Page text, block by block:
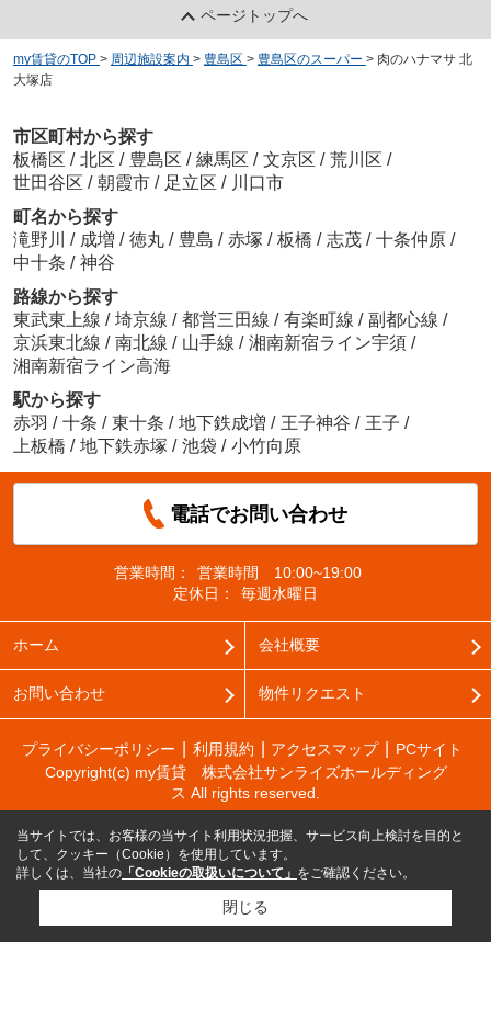
ページトップへ
my賃貸のTOP > 周辺施設案内 > 豊島区 > 豊島区のスーパー > 肉のハナマサ 北
大塚店
市区町村から探す
板橋区 / 北区 / 豊島区 / 練馬区 / 文京区 / 荒川区 /
世田谷区 / 朝霞市 / 足立区 / 川口市
町名から探す
滝野川 / 成増 / 徳丸 / 豊島 / 赤塚 / 板橋 / 志茂 / 十条仲原 /
中十条 / 神谷
路線から探す
東武東上線 / 埼京線 / 都営三田線 / 有楽町線 / 副都心線 /
京浜東北線 / 南北線 / 山手線 / 湘南新宿ライン宇須 /
湘南新宿ライン高海
駅から探す
赤羽 / 十条 / 東十条 / 地下鉄成増 / 王子神谷 / 王子 /
上板橋 / 地下鉄赤塚 / 池袋 / 小竹向原
電話でお問い合わせ
営業時間：
営業時間 10:00~19:00
定休日：
毎週水曜日
ホーム 会社概要
お問い合わせ 物件リクエスト
プライバシーポリシー 利用規約 アクセスマップ
PCサイト
Copyright(c) my賃貸 株式会社サンライズホールディング
ス All rights reserved.
当サイトでは、お客様の当サイト利用状況把握、サービス向上検討を目的と
して、クッキー（Cookie）を使用しています。
詳しくは、当社の 「Cookieの取扱いについて」 をご確認ください。
閉じる